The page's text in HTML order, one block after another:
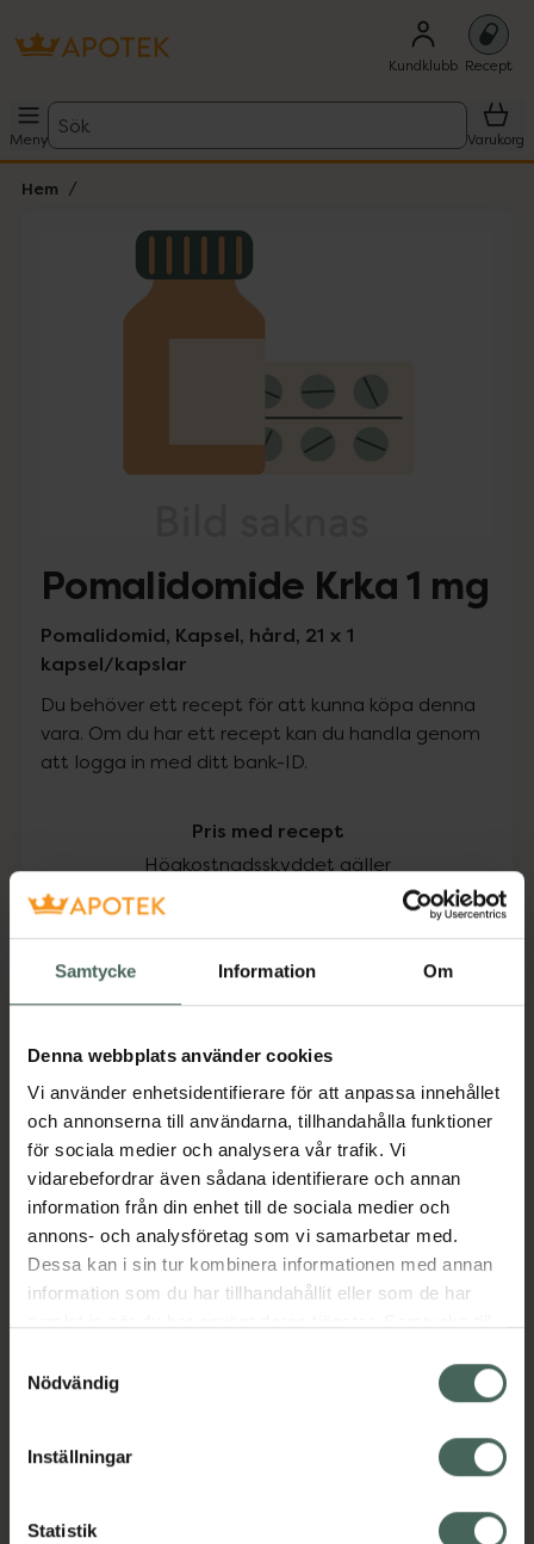
Samtycke Information Om
Denna webbplats använder cookies
Vi använder enhetsidentifierare för att anpassa innehållet
och annonserna till användarna, tillhandahålla funktioner
för sociala medier och analysera vår trafik. Vi
vidarebefordrar även sådana identifierare och annan
information från din enhet till de sociala medier och
annons- och analysföretag som vi samarbetar med.
Dessa kan i sin tur kombinera informationen med annan
information som du har tillhandahållit eller som de har
återkalla ditt samtycke via webbplatsens
cookieinställningar. Ett återkallat samtycke påverkar inte
lagligheten av behandling som skett innan återkallelsen.
Nödvändig
Inställningar
Statistik
Kundklubb Recept
Meny
Sök
Varukorg
Hem
Lista: . Innehåller 1 objekt.
Pomalidomide Krka 1 mg
Pomalidomid, Kapsel, hård, 21 x 1
kapsel/kapslar
Du behöver ett recept för att kunna köpa denna
vara. Om du har ett recept kan du handla genom
att logga in med ditt bank-ID.
Pris med recept
Högkostnadsskyddet gäller
22337,04 kr
I apotek:22337,04 kr
Aktuella erbjudanden
Beskrivning Dölj
EAN:03838989769369
Kronans Apotek finns här för dig. Du hittar oss från Skåne i
syd till Lappland i norr, och online i mobilen och på
hjälpa just dig att må lite bättre. Välkommen att prata